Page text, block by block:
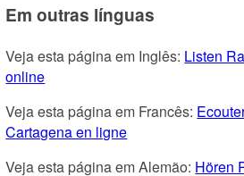
Em outras línguas
Veja esta página em Inglês: Listen
online
Veja esta página em Francês:
Cartagena en ligne
Veja esta página em Alemão: Hören